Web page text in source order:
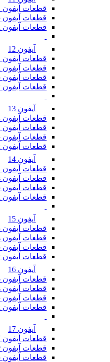
قطعات آیفون 11
قطعات آیفون 11Pro
قطعات آیفون 11Pro Max
آیفون 12
قطعات آیفون 12
قطعات آیفون 12mini
قطعات آیفون 12Pro
قطعات آیفون 12Pro Max
آیفون 13
قطعات آیفون 13
قطعات آیفون 13mini
قطعات آیفون 13Pro
قطعات آیفون 13Pro Max
آیفون 14
قطعات آیفون 14
قطعات آیفون 14Plus
قطعات آیفون 14Pro
قطعات آیفون 14Pro Max
آیفون 15
قطعات آیفون 15
قطعات آیفون 15Plus
قطعات آیفون 15Pro
قطعات آیفون 15Pro Max
آیفون 16
قطعات آیفون 16
قطعات آیفون 16Plus
قطعات آیفون 16Pro
قطعات آیفون 16Pro Max
آیفون 17
قطعات آیفون 17
قطعات آیفون 17Air
قطعات آیفون 17Pro